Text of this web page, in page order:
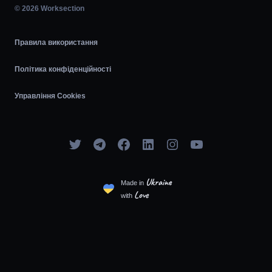
© 2026 Worksection
Правила використання
Політика конфіденційності
Управління Cookies
Made in Ukraine
with Love